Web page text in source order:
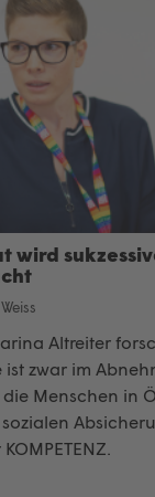
wird
Altreiter
ist zwar im
Menschen in